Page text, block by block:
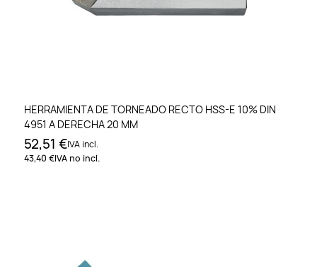
HERRAMIENTA DE TORNEADO RECTO HSS-E 10% DIN
4951 A DERECHA 20 MM
52,51 €IVA incl.
43,40 €IVA no incl.